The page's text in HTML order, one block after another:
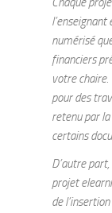
numérisé
financiers
votre
pour des
retenu par
certains
D’autre
projet
de